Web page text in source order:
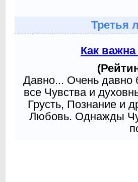
Третья
Как
Давно... Очень давно
все Чувства и
Грусть, Познание и
Любовь. Однажды